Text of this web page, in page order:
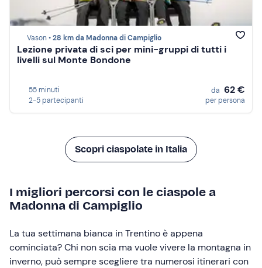
Vason •28 km da Madonna di Campiglio
Lezione privata di sci per mini-gruppi di tutti i
livelli sul Monte Bondone
55 minuti
2-5 partecipanti
da 62 €
per persona
Scopri ciaspolate in Italia
I migliori percorsi con le ciaspole a
Madonna di Campiglio
La tua settimana bianca in Trentino è appena
cominciata? Chi non scia ma vuole vivere la montagna in
inverno, può sempre scegliere tra numerosi itinerari con